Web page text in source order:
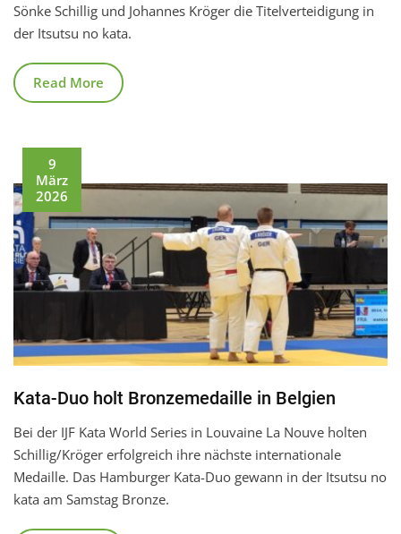
Sönke Schillig und Johannes Kröger die Titelverteidigung in
der Itsutsu no kata.
Read More
9
März
2026
Kata-Duo holt Bronzemedaille in Belgien
Bei der IJF Kata World Series in Louvaine La Nouve holten
Schillig/Kröger erfolgreich ihre nächste internationale
Medaille. Das Hamburger Kata-Duo gewann in der Itsutsu no
kata am Samstag Bronze.